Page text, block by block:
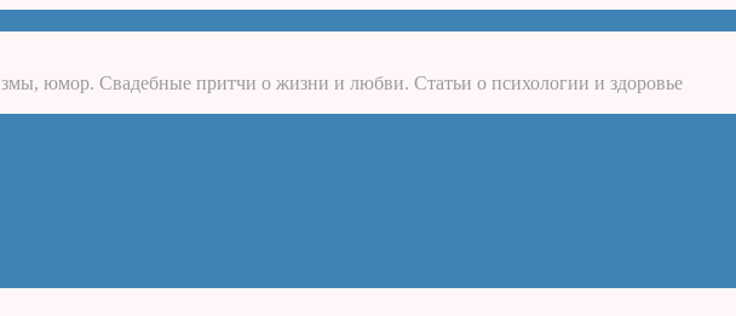
юмор. Свадебные притчи о жизни и любви. Статьи о психологии и здоровье